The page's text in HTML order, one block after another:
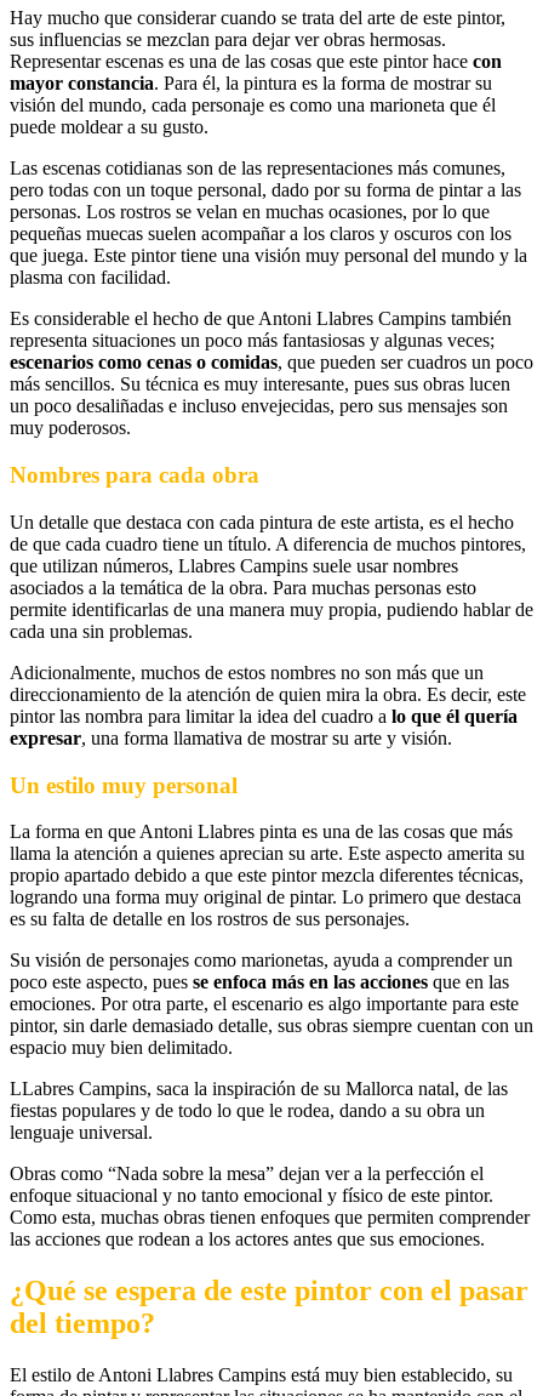
Hay mucho que considerar cuando se trata del arte de este pintor,
sus influencias se mezclan para dejar ver obras hermosas.
Representar escenas es una de las cosas que este pintor hace con
mayor constancia. Para él, la pintura es la forma de mostrar su
visión del mundo, cada personaje es como una marioneta que él
puede moldear a su gusto.
Las escenas cotidianas son de las representaciones más comunes,
pero todas con un toque personal, dado por su forma de pintar a las
personas. Los rostros se velan en muchas ocasiones, por lo que
pequeñas muecas suelen acompañar a los claros y oscuros con los
que juega. Este pintor tiene una visión muy personal del mundo y la
plasma con facilidad.
Es considerable el hecho de que Antoni Llabres Campins también
representa situaciones un poco más fantasiosas y algunas veces;
escenarios como cenas o comidas, que pueden ser cuadros un poco
más sencillos. Su técnica es muy interesante, pues sus obras lucen
un poco desaliñadas e incluso envejecidas, pero sus mensajes son
muy poderosos.
Nombres para cada obra
Un detalle que destaca con cada pintura de este artista, es el hecho
de que cada cuadro tiene un título. A diferencia de muchos pintores,
que utilizan números, Llabres Campins suele usar nombres
asociados a la temática de la obra. Para muchas personas esto
permite identificarlas de una manera muy propia, pudiendo hablar de
cada una sin problemas.
Adicionalmente, muchos de estos nombres no son más que un
direccionamiento de la atención de quien mira la obra. Es decir, este
pintor las nombra para limitar la idea del cuadro a lo que él quería
expresar, una forma llamativa de mostrar su arte y visión.
Un estilo muy personal
La forma en que Antoni Llabres pinta es una de las cosas que más
llama la atención a quienes aprecian su arte. Este aspecto amerita su
propio apartado debido a que este pintor mezcla diferentes técnicas,
logrando una forma muy original de pintar. Lo primero que destaca
es su falta de detalle en los rostros de sus personajes.
Su visión de personajes como marionetas, ayuda a comprender un
poco este aspecto, pues se enfoca más en las acciones que en las
emociones. Por otra parte, el escenario es algo importante para este
pintor, sin darle demasiado detalle, sus obras siempre cuentan con un
espacio muy bien delimitado.
LLabres Campins, saca la inspiración de su Mallorca natal, de las
fiestas populares y de todo lo que le rodea, dando a su obra un
lenguaje universal.
Obras como “Nada sobre la mesa” dejan ver a la perfección el
enfoque situacional y no tanto emocional y físico de este pintor.
Como esta, muchas obras tienen enfoques que permiten comprender
las acciones que rodean a los actores antes que sus emociones.
¿Qué se espera de este pintor con el pasar
del tiempo?
El estilo de Antoni Llabres Campins está muy bien establecido, su